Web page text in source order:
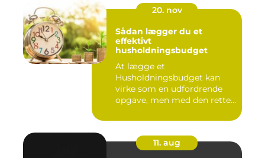
20. nov
Sådan lægger du et
effektivt
husholdningsbudget
At lægge et
Husholdningsbudget kan
virke som en udfordrende
opgave, men med den rette
11. aug